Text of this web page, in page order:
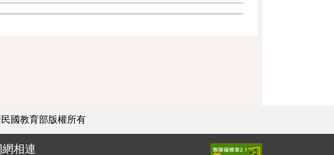
國教育部版權所有
網相連